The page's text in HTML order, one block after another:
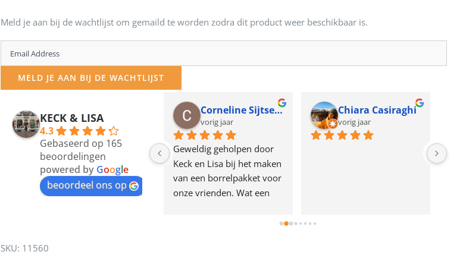
Meld je aan bij de wachtlijst om gemaild te worden zodra dit product weer beschikbaar is.
Enter
your
email
MELD JE AAN BIJ DE WACHTLIJST
KECK & LISA
4.3
Gebaseerd op 165
beoordelingen
powered by Google
beoordeel ons op
12 maanden geleden
Waarom in hemelsnaam
de woonwinkel op de
klippen  laten lopen? Waar
moeten nu de design
Corneline Sijtsema
vorig jaar
Geweldig geholpen door
Keck en Lisa bij het maken
van een borrelpakket voor
onze vrienden. Wat een
Chiara Casiraghi
vorig jaar
SKU: 11560